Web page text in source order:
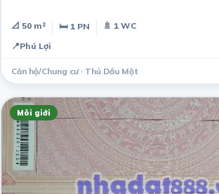
📐 50 m² 🛏 1 PN
🚿 1 WC
📍Phú Lợi
Căn hộ/Chung cư · Thủ Dầu Một
Môi giới